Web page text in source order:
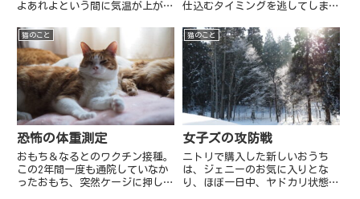
よあれよという間に気温が上が
いう。。日の入りがぐっと遅くな
り、猫たちの夕ご飯タイムはまだ
日が高い。そんなわけで、時間に
余裕があるときは、夕方のお世話
を...
仕込むタイミングを逃してしま
味噌づくりは、始めたら途中で止
められない。一気に仕上げなけれ
ばならないので、スケジュール管
理が重要です。まずは吸水からス
タ...
猫のこと
恐怖の体重測定
おもち＆なるとのワクチン接種。
この2年間一度も通院していなか
ったおもち、突然ケージに押し込
猫のこと
女子ズの攻防戦
ニトリで購入した新しいおうち
は、ジェニーのお気に入りとな
り、ほぼ一日中、ヤドカリ状態で